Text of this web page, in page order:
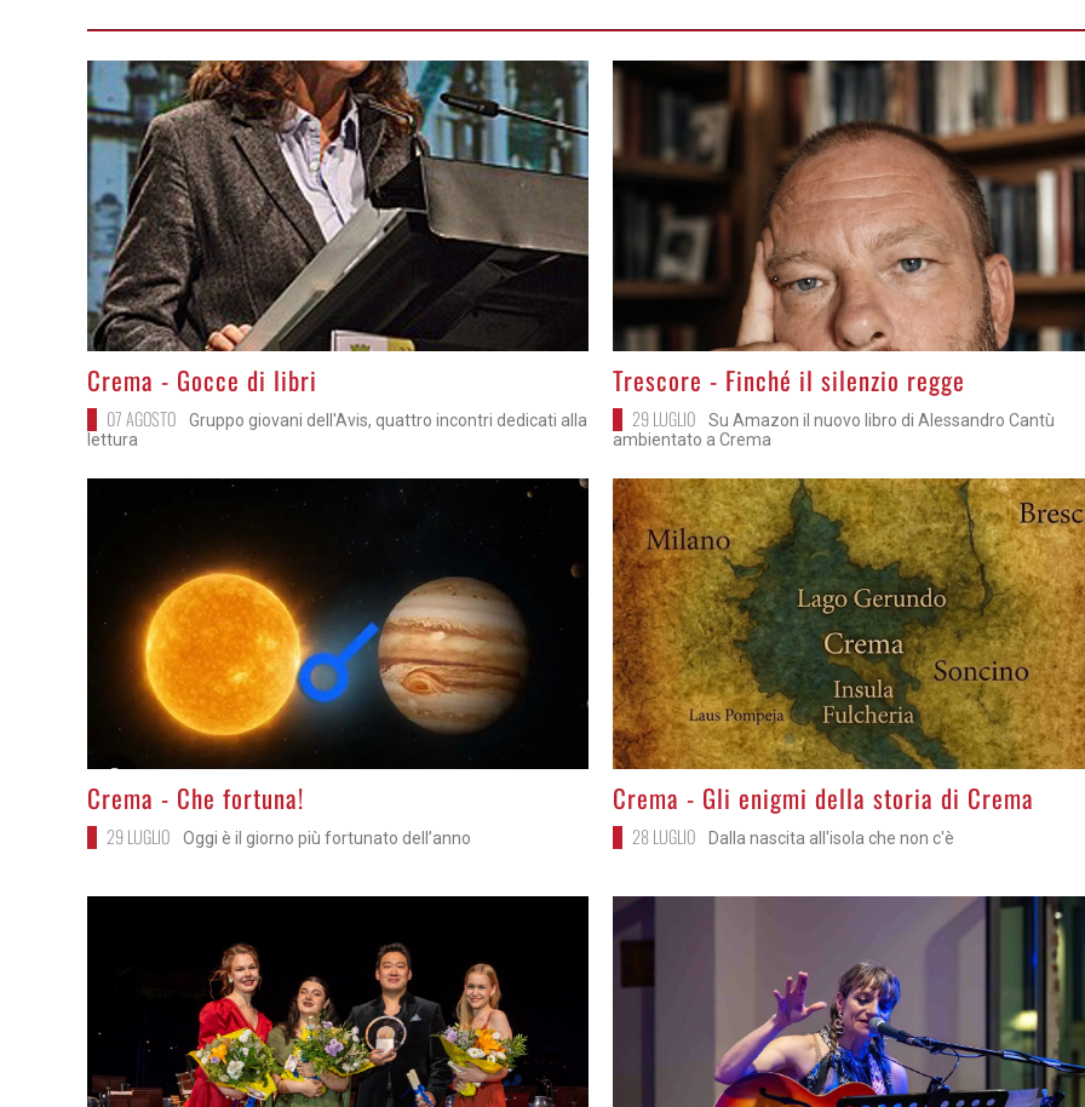
>
Crema - Gocce di libri
07 AGOSTO
Gruppo giovani dell'Avis, quattro incontri dedicati alla
lettura
>
Trescore - Finché il silenzio regge
29 LUGLIO
Su Amazon il nuovo libro di Alessandro Cantù
ambientato a Crema
>
Crema - Che fortuna!
29 LUGLIO Oggi è il giorno più fortunato dell’anno
>
Crema - Gli enigmi della storia di Crema
28 LUGLIO Dalla nascita all'isola che non c'è